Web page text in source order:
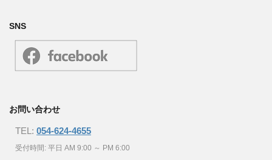
SNS
お問い合わせ
TEL: 054-624-4655
受付時間: 平日 AM 9:00 ～ PM 6:00